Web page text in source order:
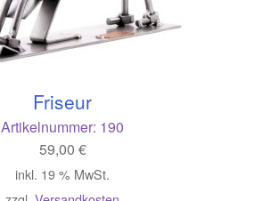
Friseur
Artikelnummer: 190
59,00 €
inkl. 19 % MwSt.